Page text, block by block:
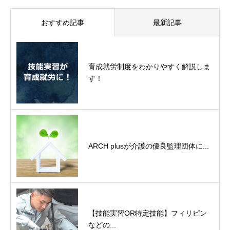
おすすめ記事 最新記事
育成就労制度をわかりやすく解説しま
す！
ARCH plusが介護の優良監理団体に...
【技能実習OR特定技能】フィリピン
などの...